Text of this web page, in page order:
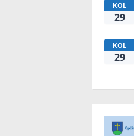
KOL
29
KOL
29